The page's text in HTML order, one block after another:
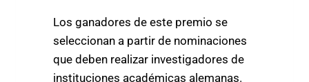
Los ganadores de este premio se
seleccionan a partir de nominaciones
que deben realizar investigadores de
instituciones académicas alemanas.